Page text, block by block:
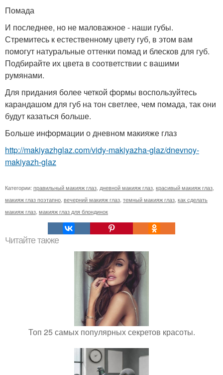
Помада
И последнее, но не маловажное - наши губы.
Стремитесь к естественному цвету губ, в этом вам
помогут натуральные оттенки помад и блесков для губ.
Подбирайте их цвета в соответствии с вашими
румянами.
Для придания более четкой формы воспользуйтесь
карандашом для губ на тон светлее, чем помада, так они
будут казаться больше.
Больше информации о дневном макияже глаз
http://makiyazhglaz.com/vidy-makiyazha-glaz/dnevnoy-
makiyazh-glaz
Категории: правильный макияж глаз, дневной макияж глаз, красивый макияж глаз,
макияж глаз поэтапно, вечерний макияж глаз, темный макияж глаз, как сделать
макияж глаз, макияж глаз для блондинок
Читайте также
Топ 25 самых популярных секретов красоты.